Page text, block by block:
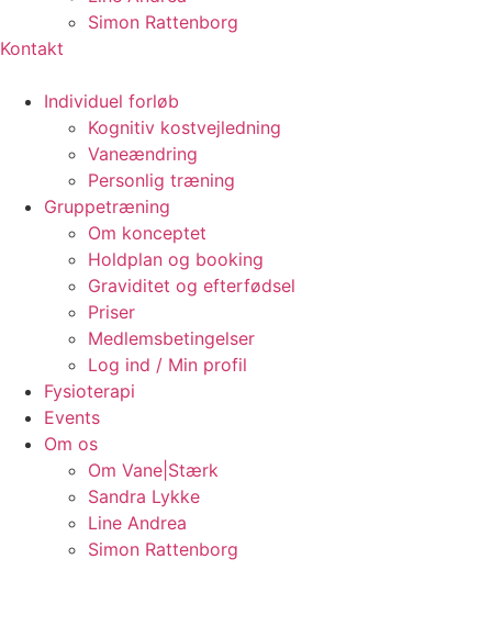
Simon Rattenborg
Kontakt
Individuel forløb
Kognitiv kostvejledning
Vaneændring
Personlig træning
Gruppetræning
Om konceptet
Holdplan og booking
Graviditet og efterfødsel
Priser
Medlemsbetingelser
Log ind / Min profil
Fysioterapi
Events
Om os
Om Vane|Stærk
Sandra Lykke
Line Andrea
Simon Rattenborg